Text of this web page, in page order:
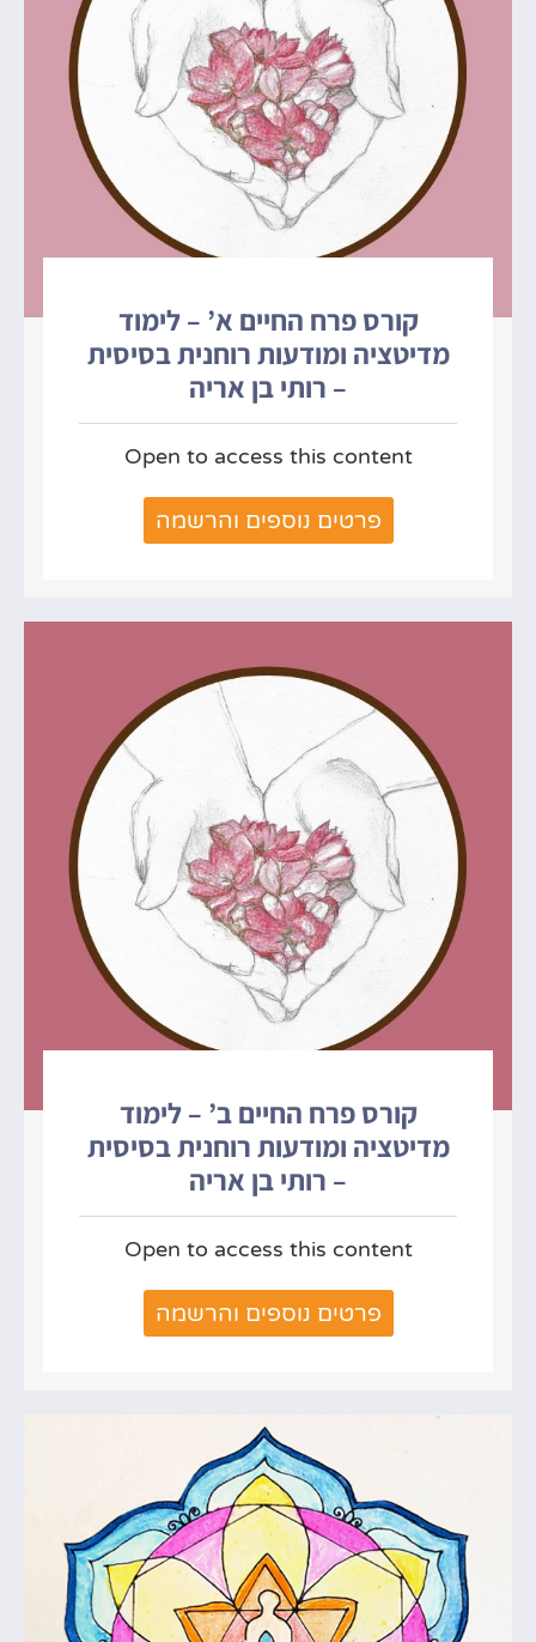
קורס פרח החיים א’ – לימוד
מדיטציה ומודעות רוחנית בסיסית
– רותי בן אריה
Open to access this content
פרטים נוספים והרשמה
קורס פרח החיים ב’ – לימוד
מדיטציה ומודעות רוחנית בסיסית
– רותי בן אריה
Open to access this content
פרטים נוספים והרשמה